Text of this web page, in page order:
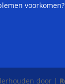
door |